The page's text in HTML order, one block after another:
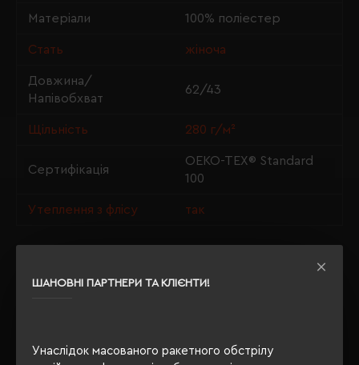
ШАНОВНІ ПАРТНЕРИ ТА КЛІЄНТИ!
Унаслідок масованого ракетного обстрілу
Матеріали 100% поліестер
Стать жіноча
Довжина/
Напівобхват
62/43
Щільність 280 г/м²
Сертифікація
OEKO-TEX® Standard
100
Утеплення з флісу так
ОПИС